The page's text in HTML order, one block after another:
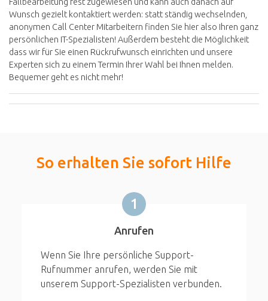
Wunsch gezielt kontaktiert werden: statt ständig wechselnden,
anonymen Call Center Mitarbeitern finden Sie hier also Ihren ganz
persönlichen IT-Spezialisten! Außerdem besteht die Möglichkeit
dass wir für Sie einen Rückrufwunsch einrichten und unsere
Experten sich zu einem Termin Ihrer Wahl bei Ihnen melden.
Bequemer geht es nicht mehr!
So erhalten Sie sofort Hilfe
1
Anrufen
Wenn Sie Ihre persönliche Support-
Rufnummer anrufen, werden Sie mit
unserem Support-Spezialisten verbunden.